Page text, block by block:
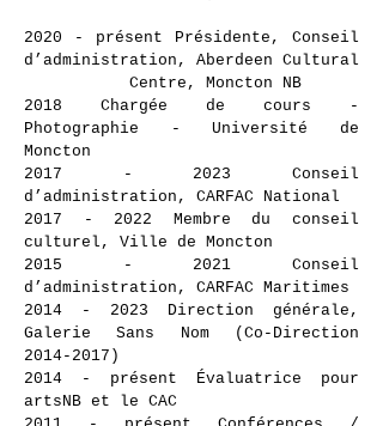
2020 - présent Présidente, Conseil
d’administration, Aberdeen Cultural
Centre, Moncton NB
2018 Chargée de cours -
Photographie - Université de
Moncton
2017 - 2023 Conseil
d’administration, CARFAC National
2017 - 2022 Membre du conseil
culturel, Ville de Moncton
2015 - 2021 Conseil
d’administration, CARFAC Maritimes
2014 - 2023 Direction générale,
Galerie Sans Nom (Co-Direction
2014-2017)
2014 - présent Évaluatrice pour
artsNB et le CAC